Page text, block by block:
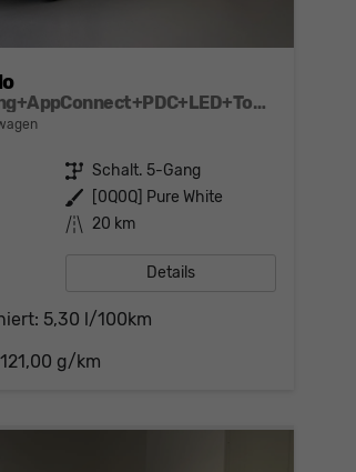
1.0 MPI Sitzheizung+AppConnect+PDC+LED+Touch+Lichtsensor+MultiLenkrad
Getriebe Schalt. 5-Gang
Außenfarbe
[0Q0Q] Pure White
Kilometerstand 20 km
Details
5,30 l/100km
121,00 g/km